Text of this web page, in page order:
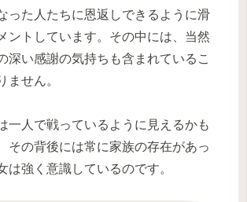
った人たちに恩返しできるように滑
ントしています。その中には、当然
深い感謝の気持ちも含まれているこ
ません。
一人で戦っているように見えるかも
その背後には常に家族の存在があっ
は強く意識しているのです。